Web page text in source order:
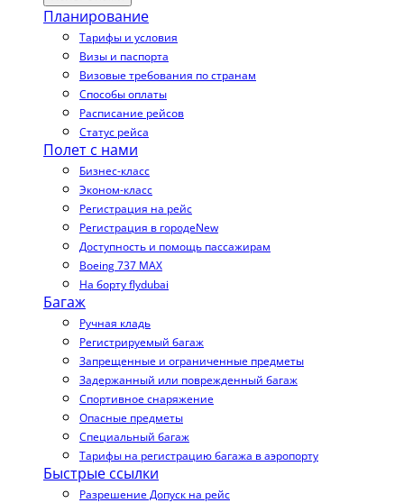
Планирование
Тарифы и условия
Визы и паспорта
Визовые требования по странам
Способы оплаты
Расписание рейсов
Статус рейса
Полет с нами
Бизнес-класс
Эконом-класс
Регистрация на рейс
Регистрация в городеNew
Доступность и помощь пассажирам
Boeing 737 MAX
На борту flydubai
Багаж
Ручная кладь
Регистрируемый багаж
Запрещенные и ограниченные предметы
Задержанный или поврежденный багаж
Спортивное снаряжение
Опасные предметы
Специальный багаж
Тарифы на регистрацию багажа в аэропорту
Быстрые ссылки
Разрешение Допуск на рейс